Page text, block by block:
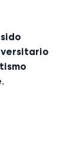
.